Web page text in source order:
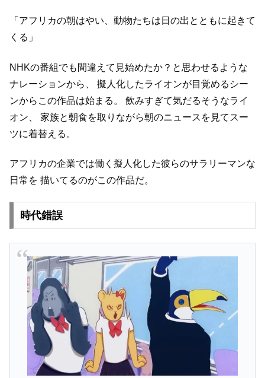
「アフリカの朝はやい、動物たちは日の出とともに起きて
くる」
NHKの番組でも間違えて見始めたか？と思わせるような
ナレーションから、
擬人化したライオンが目覚めるシー
ンからこの作品は始まる。
飲みすぎて気だるそうなライ
オン、
家族と朝食を取りながら朝のニュースを見てスー
ツに着替える。
アフリカの企業では働く擬人化した彼らのサラリーマンな
日常を 描いてるのがこの作品だ。
時代錯誤